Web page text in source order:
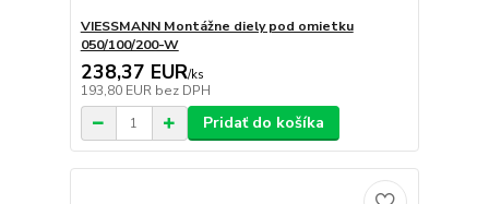
VIESSMANN Montážne diely pod omietku
050/100/200-W
238,37 EUR/ks
193,80 EUR bez DPH
Pridať do košíka